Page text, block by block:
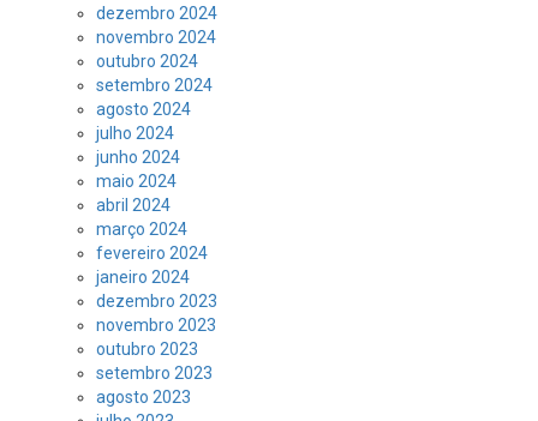
dezembro 2024
novembro 2024
outubro 2024
setembro 2024
agosto 2024
julho 2024
junho 2024
maio 2024
abril 2024
março 2024
fevereiro 2024
janeiro 2024
dezembro 2023
novembro 2023
outubro 2023
setembro 2023
agosto 2023